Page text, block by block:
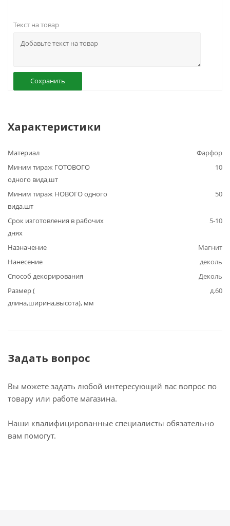
Текст на товар
Сохранить
Характеристики
Материал
Фарфор
Миним тираж ГОТОВОГО
одного вида,шт
10
Миним тираж НОВОГО одного
вида,шт
50
Срок изготовления в рабочих
днях
5-10
Назначение
Магнит
Нанесение
деколь
Способ декорирования
Деколь
Размер (
длина,ширина,высота), мм
д.60
Задать вопрос
Вы можете задать любой интересующий вас вопрос по
товару или работе магазина.
Наши квалифицированные специалисты обязательно
вам помогут.